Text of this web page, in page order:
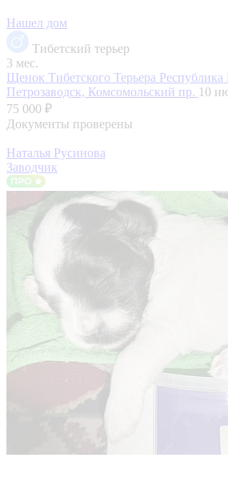
Нашел дом
Тибетский терьер
3 мес.
Щенок Тибетского Терьера Республика
Петрозаводск, Комсомольский пр. 10
75 000 ₽
Документы проверены
Наталья Русинова
Заводчик